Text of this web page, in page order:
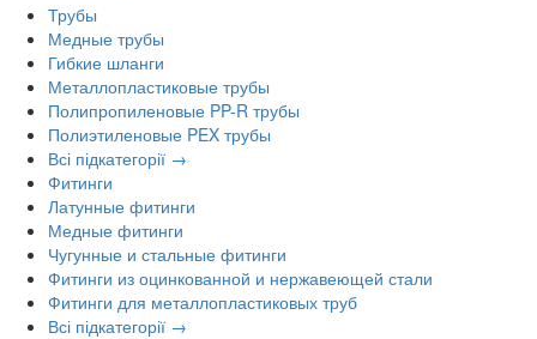
Трубы
Медные трубы
Гибкие шланги
Металлопластиковые трубы
Полипропиленовые PP-R трубы
Полиэтиленовые PEX трубы
Всі підкатегорії →
Фитинги
Латунные фитинги
Медные фитинги
Чугунные и стальные фитинги
Фитинги из оцинкованной и нержавеющей стали
Фитинги для металлопластиковых труб
Всі підкатегорії →